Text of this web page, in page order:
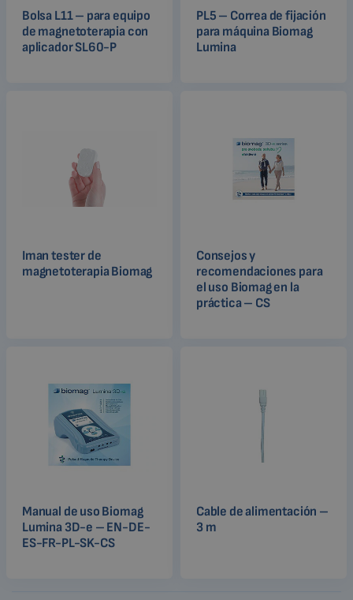
Bolsa L11 – para equipo
de magnetoterapia con
aplicador SL60-P
PL5 – Correa de fijación
para máquina Biomag
Lumina
Iman tester de
magnetoterapia Biomag
Consejos y
recomendaciones para
el uso Biomag en la
práctica – CS
Manual de uso Biomag
Lumina 3D-e – EN-DE-
ES-FR-PL-SK-CS
Cable de alimentación –
3 m